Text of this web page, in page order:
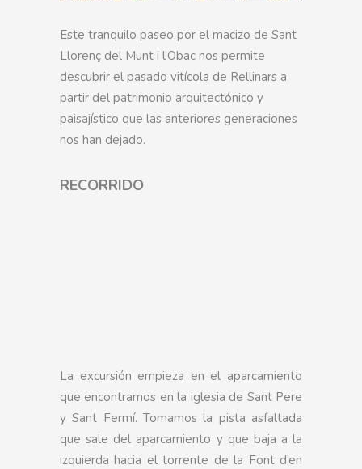
Este tranquilo paseo por el macizo de Sant
Llorenç del Munt i l’Obac nos permite
descubrir el pasado vitícola de Rellinars a
partir del patrimonio arquitectónico y
paisajístico que las anteriores generaciones
nos han dejado.
RECORRIDO
La excursión empieza en el aparcamiento
que encontramos en la iglesia de Sant Pere
y Sant Fermí. Tomamos la pista asfaltada
que sale del aparcamiento y que baja a la
izquierda hacia el torrente de la Font d’en